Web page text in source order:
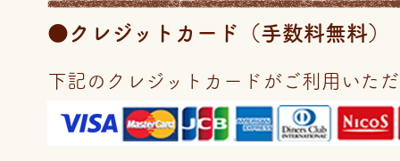
●クレジットカード（手数料無料）
下記のクレジットカードがご利用いた